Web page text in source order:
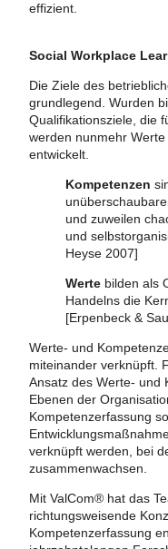
effizient.
Social Workplace
Die Ziele des
grundlegend. Wurden
Qualifikationsziele, die
werden nunmehr
entwickelt.
Kompetenzen
und zuweilen
und
Heyse 2007]
Wertebilden als
Handelns die
[Erpenbeck &
Werte- und
miteinander verknüpft.
Ansatz des Werte- und
Ebenen der
Kompetenzerfassung
verknüpft werden, bei
zusammenwachsen.
Mit ValCom® hat das
richtungsweisende
Kompetenzerfassung